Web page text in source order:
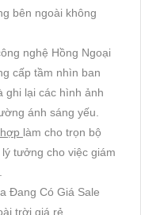
bên ngoài không
nghệ Hồng Ngoại
cấp tầm nhìn ban
ghi lại các hình ảnh
ánh sáng yếu.
làm cho trọn bộ
tưởng cho việc giám
Đang Có Giá Sale
trời giá rẻ